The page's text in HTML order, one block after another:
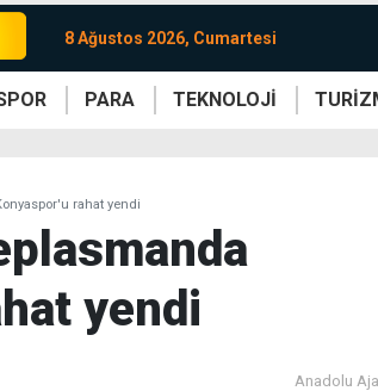
8 Ağustos 2026, Cumartesi
PARA TEKNOLOJİ
rahat yendi
yendi
Anadolu